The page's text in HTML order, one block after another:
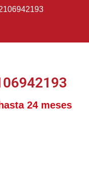
24 meses